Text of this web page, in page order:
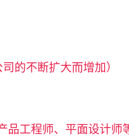
的不断扩大而增加）
品工程师、平面设计师